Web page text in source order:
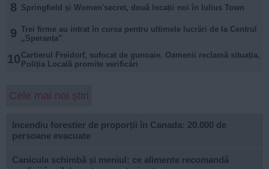
8 Springfield și Women'secret, două locații noi în Iulius Town
9 Trei firme au intrat în cursa pentru ultimele lucrări de la Centrul
„Speranța”
10 Cartierul Freidorf, sufocat de gunoaie. Oamenii reclamă situația,
Poliția Locală promite verificări
Cele mai noi știri
Incendiu forestier de proporții în Canada: 20.000 de
persoane evacuate
Canicula schimbă și meniul: ce alimente recomandă